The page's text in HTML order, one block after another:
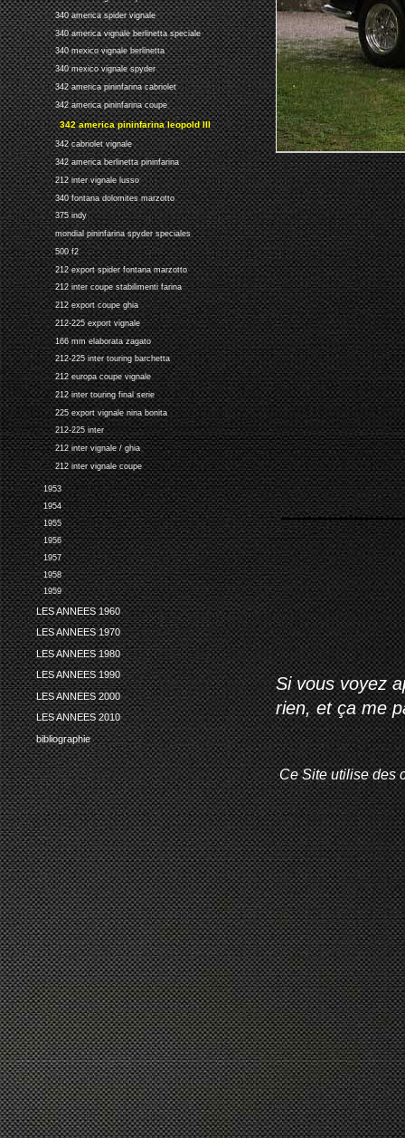
340 america spider vignale
340 america vignale berlinetta speciale
340 mexico vignale berlinetta
340 mexico vignale spyder
342 america pininfarina cabriolet
342 america pininfarina coupe
342 america pininfarina leopold III
342 cabriolet vignale
342 america berlinetta pininfarina
212 inter vignale lusso
340 fontana dolomites marzotto
375 indy
mondial pininfarina spyder speciales
500 f2
212 export spider fontana marzotto
212 inter coupe stabilimenti farina
212 export coupe ghia
212-225 export vignale
166 mm elaborata zagato
212-225 inter touring barchetta
212 europa coupe vignale
212 inter touring final serie
225 export vignale nina bonita
212-225 inter
212 inter vignale / ghia
212 inter vignale coupe
1953
1954
1955
1956
1957
1958
1959
LES ANNEES 1960
LES ANNEES 1970
LES ANNEES 1980
LES ANNEES 1990
LES ANNEES 2000
LES ANNEES 2010
bibliographie
Si vous voyez
rien, et ça me
Ce Site utilise des